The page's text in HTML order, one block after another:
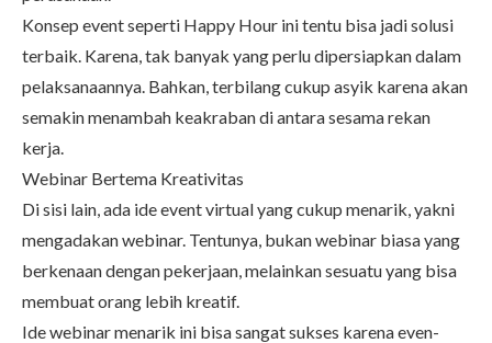
Konsep event seperti Happy Hour ini tentu bisa jadi solusi
terbaik. Karena, tak banyak yang perlu dipersiapkan dalam
pelaksanaannya. Bahkan, terbilang cukup asyik karena akan
semakin menambah keakraban di antara sesama rekan
kerja.
Webinar Bertema Kreativitas
Di sisi lain, ada ide event virtual yang cukup menarik, yakni
mengadakan webinar. Tentunya, bukan webinar biasa yang
berkenaan dengan pekerjaan, melainkan sesuatu yang bisa
membuat orang lebih kreatif.
Ide webinar menarik ini bisa sangat sukses karena even-